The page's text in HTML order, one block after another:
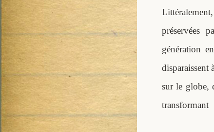
préservées
génération
disparaissent
sur le globe,